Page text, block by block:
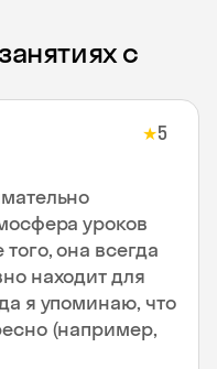
с
★5
уроков
она всегда
находит для
я упоминаю, что
(например,